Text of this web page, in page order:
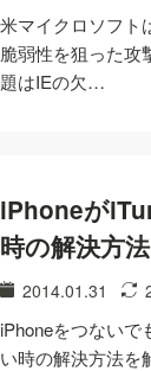
米マイクロソフト
脆弱性を狙った攻
題はIEの欠…
iPhoneが
時の解決方法
2014.01.31
iPhoneをつないで
い時の解決方法を